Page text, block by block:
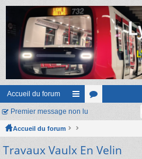
Accueil du forum
ac
co
ur m
Premier message non lu
Accueil du forum
Travaux Vaulx En Velin